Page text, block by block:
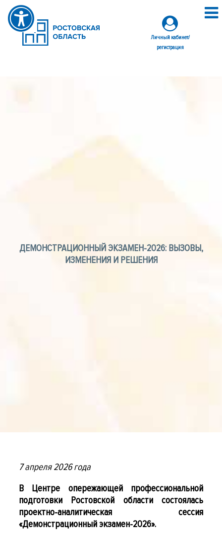
Личный кабинет/
регистрация
ДЕМОНСТРАЦИОННЫЙ ЭКЗАМЕН-2026: ВЫЗОВЫ,
ИЗМЕНЕНИЯ И РЕШЕНИЯ
7 апреля 2026 года
В Центре опережающей профессиональной
подготовки Ростовской области состоялась
проектно-аналитическая сессия
«Демонстрационный экзамен-2026».